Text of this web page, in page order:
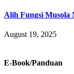
Alih Fungsi Musola
August 19, 2025
E-Book/Panduan